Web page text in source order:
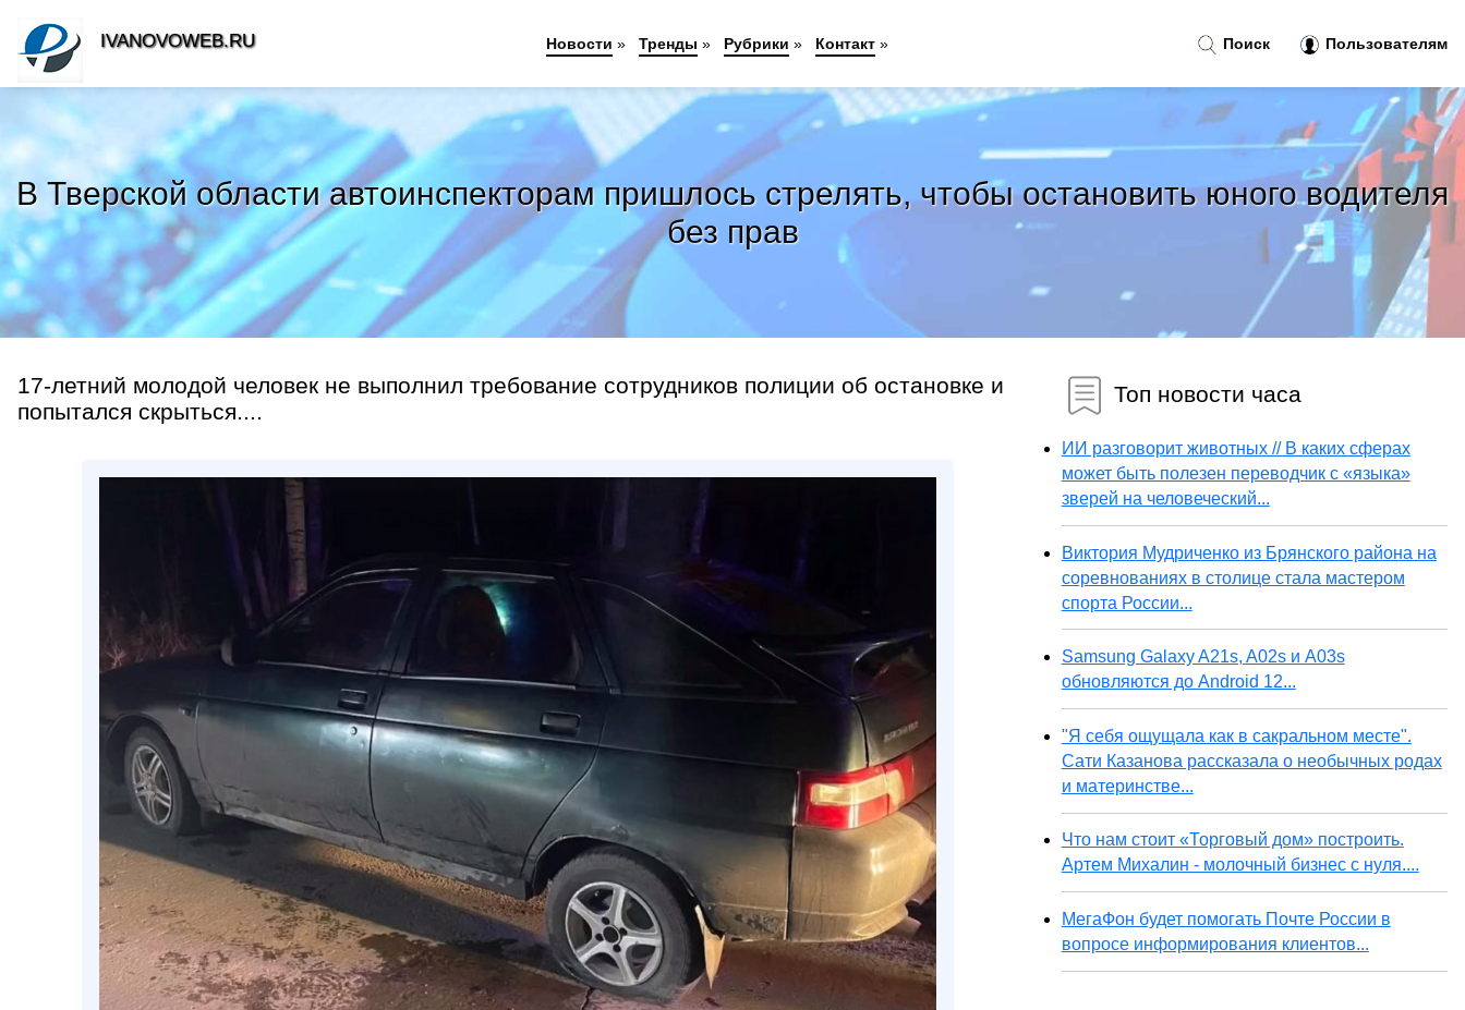
В Тверской области автоинспекторам пришлось стрелять, чтобы остановить юного водителя
без прав
17-летний молодой человек не выполнил требование сотрудников полиции об остановке и
попытался скрыться....
Топ новости часа
ИИ разговорит животных // В каких сферах
может быть полезен переводчик с «языка»
зверей на человеческий...
Виктория Мудриченко из Брянского района на
соревнованиях в столице стала мастером
спорта России...
Samsung Galaxy A21s, A02s и A03s
обновляются до Android 12...
"Я себя ощущала как в сакральном месте".
Сати Казанова рассказала о необычных родах
и материнстве...
Что нам стоит «Торговый дом» построить.
Артем Михалин - молочный бизнес с нуля....
МегаФон будет помогать Почте России в
вопросе информирования клиентов...
Поиск Пользователям
IVANOVOWEB.RU Новости » Тренды » Рубрики » Контакт »